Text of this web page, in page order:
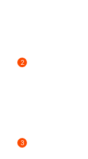
2
3